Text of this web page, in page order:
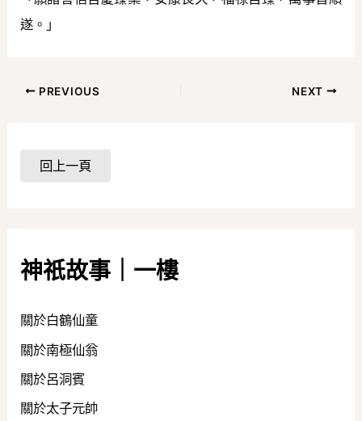
神祇故事｜一樓
關於白鶴仙童
關於南極仙翁
關於呂洞賓
關於太子元帥
遂。」
PREVIOUS NEXT